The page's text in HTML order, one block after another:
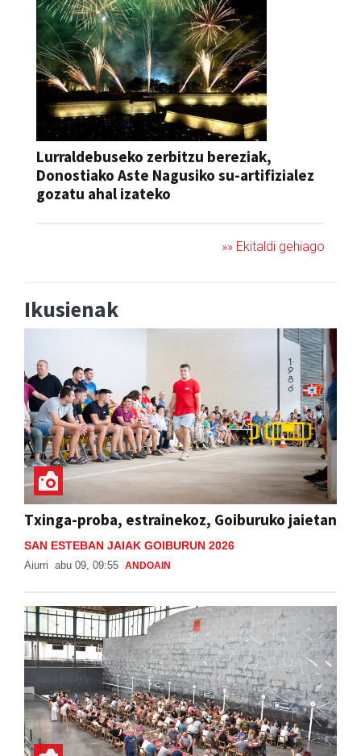
Lurraldebuseko zerbitzu bereziak,
Donostiako Aste Nagusiko su-artifizialez
gozatu ahal izateko
»» Ekitaldi gehiago
Ikusienak
Txinga-proba, estrainekoz, Goiburuko jaietan
SAN ESTEBAN JAIAK GOIBURUN 2026
Aiurri abu 09, 09:55 ANDOAIN